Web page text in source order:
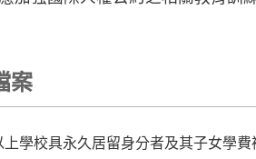
案
上學校具永久居留身分者及其子女學